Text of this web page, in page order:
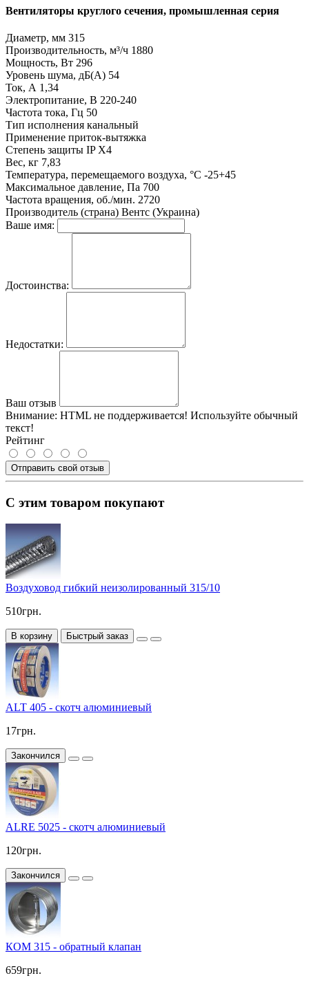
Вентиляторы круглого сечения, промышленная серия
Диаметр, мм 315
Производительность, м³/ч 1880
Мощность, Вт 296
Уровень шума, дБ(А) 54
Ток, А 1,34
Электропитание, В 220-240
Частота тока, Гц 50
Тип исполнения канальный
Применение приток-вытяжка
Степень защиты IP X4
Вес, кг 7,83
Температура, перемещаемого воздуха, °C -25+45
Максимальное давление, Па 700
Частота вращения, об./мин. 2720
Производитель (страна) Вентс (Украина)
Ваше имя:
Достоинства:
Недостатки:
Ваш отзыв
Внимание: HTML не поддерживается! Используйте обычный
текст!
Рейтинг
Отправить свой отзыв
С этим товаром покупают
Воздуховод гибкий неизолированный 315/10
510грн.
В корзину Быстрый заказ
ALT 405 - скотч алюминиевый
17грн.
Закончился
ALRE 5025 - скотч алюминиевый
120грн.
Закончился
КОМ 315 - обратный клапан
659грн.